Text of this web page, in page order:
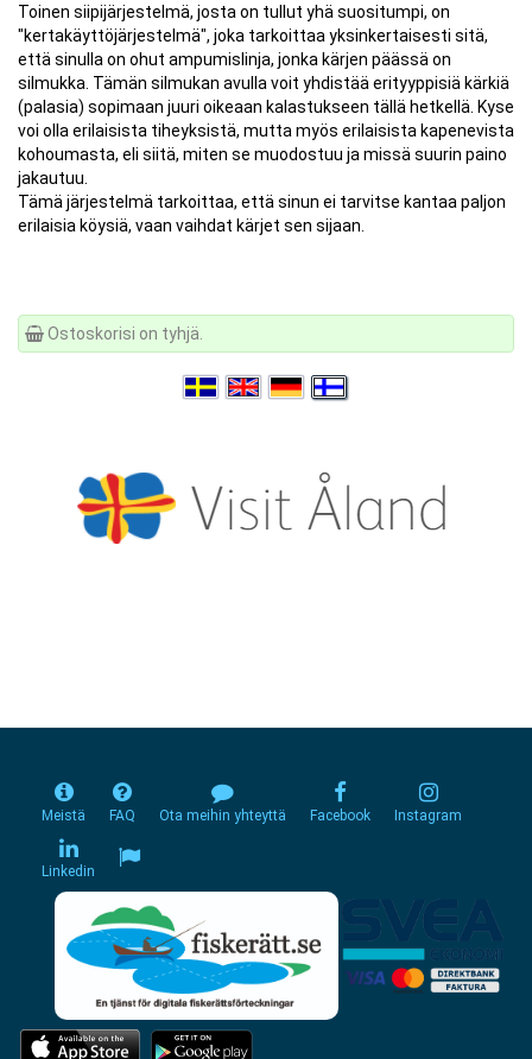
Toinen siipijärjestelmä, josta on tullut yhä suositumpi, on
"kertakäyttöjärjestelmä", joka tarkoittaa yksinkertaisesti sitä,
että sinulla on ohut ampumislinja, jonka kärjen päässä on
silmukka. Tämän silmukan avulla voit yhdistää erityyppisiä kärkiä
(palasia) sopimaan juuri oikeaan kalastukseen tällä hetkellä. Kyse
voi olla erilaisista tiheyksistä, mutta myös erilaisista kapenevista
kohoumasta, eli siitä, miten se muodostuu ja missä suurin paino
jakautuu.
Tämä järjestelmä tarkoittaa, että sinun ei tarvitse kantaa paljon
erilaisia köysiä, vaan vaihdat kärjet sen sijaan.
Ostoskorisi on tyhjä.
Meistä FAQ Ota meihin yhteyttä Facebook Instagram
Linkedin